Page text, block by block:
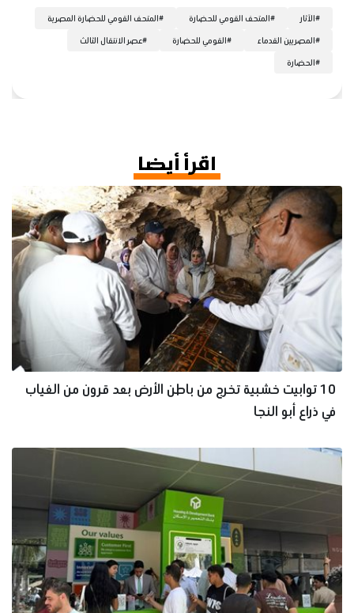
#الآثار #المتحف القومي للحضارة #المتحف القومي للحضارة المصرية
#المصريين القدماء #القومي للحضارة #عصر الانتقال الثالث
#الحضارة
اقرأ أيضا
10 توابيت خشبية تخرج من باطن الأرض بعد قرون من الغياب
في ذراع أبو النجا